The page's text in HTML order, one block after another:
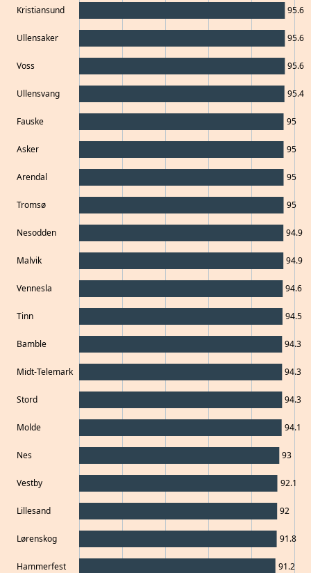
Kristiansund
Ullensaker
Voss
Ullensvang
Fauske
Asker
Arendal
Tromsø
Nesodden
Malvik
Vennesla
Tinn
Bamble
Midt-Telemark
Stord
Molde
Nes
Vestby
Lillesand
Lørenskog
Hammerfest
95.6
95.6
95.6
95.4
95
95
95
95
94.9
94.9
94.6
94.5
94.3
94.3
94.3
94.1
93
92.1
92
91.8
91.2